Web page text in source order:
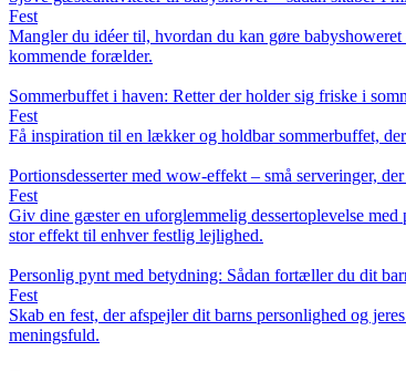
Fest
Mangler du idéer til, hvordan du kan gøre
kommende forælder.
Sommerbuffet i haven: Retter der holder sig friske i
Fest
Få inspiration til en lækker og holdbar sommerbuffet,
Portionsdesserter med wow-effekt – små serveringer,
Fest
Giv dine gæster en uforglemmelig dessertoplevelse med
stor effekt til enhver festlig lejlighed.
Personlig pynt med betydning: Sådan fortæller du dit
Fest
Skab en fest, der afspejler dit barns personlighed og
meningsfuld.